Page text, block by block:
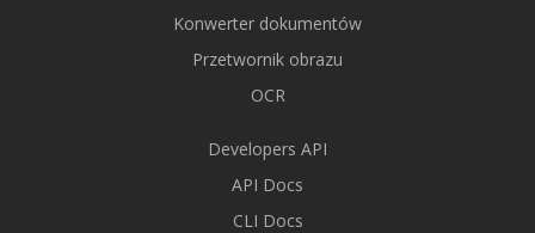
Konwerter dokumentów
Przetwornik obrazu
OCR
Developers API
API Docs
CLI Docs